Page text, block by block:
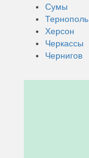
Сумы
Тернополь
Херсон
Черкассы
Чернигов